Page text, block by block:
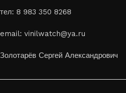
тел: 8 983 350 8268
email: vinilwatch@ya.ru
Золотарёв Сергей Александрович